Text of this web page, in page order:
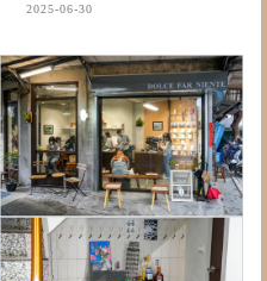
2025-06-30